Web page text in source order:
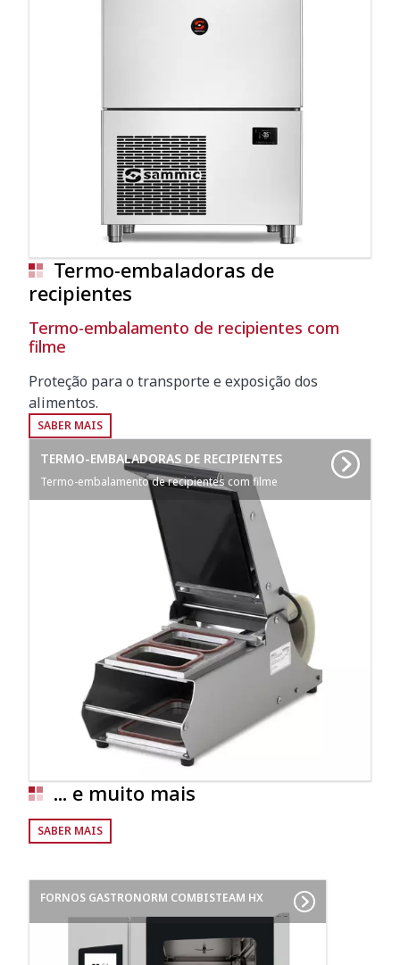
Termo-embaladoras de
recipientes
Termo-embalamento de recipientes com
filme
Proteção para o transporte e exposição dos
alimentos.
SABER MAIS
TERMO-EMBALADORAS DE RECIPIENTES
Termo-embalamento de recipientes com filme
... e muito mais
SABER MAIS
FORNOS GASTRONORM COMBISTEAM HX